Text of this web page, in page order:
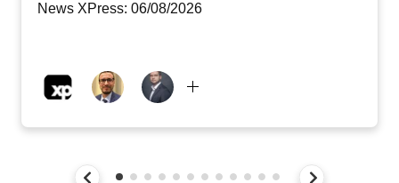
News XPress: 06/08/2026